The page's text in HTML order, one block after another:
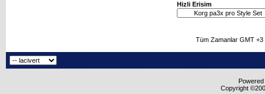
Hizli Erisim
Tüm Zamanlar GMT
Copyright